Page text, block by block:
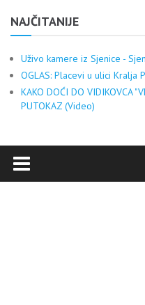
NAJČITANIJE
Uživo kamere iz Sjenice -
OGLAS: Placevi u ulici Kralja
KAKO DOĆI DO VIDIKOVCA
PUTOKAZ (Video)